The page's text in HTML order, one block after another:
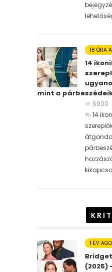
18 ÓRA
14
mint a
6900
14
1 ÉV AGO
(2025)